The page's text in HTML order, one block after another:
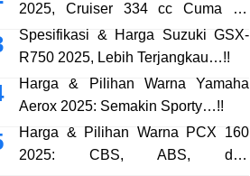
2025, Cruiser 334 cc Cuma 38
Jutaan…!!
Spesifikasi & Harga Suzuki GSX-
R750 2025, Lebih Terjangkau…!!
Harga & Pilihan Warna Yamaha
Aerox 2025: Semakin Sporty…!!
Harga & Pilihan Warna PCX 160
2025: CBS, ABS, dan